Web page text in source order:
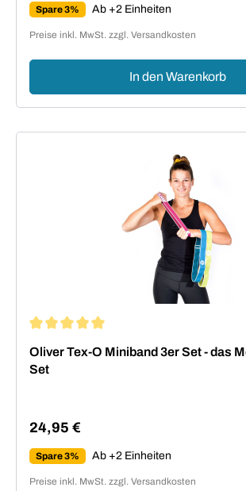
Spare 3% Ab +2 Einheiten
Preise inkl. MwSt. zzgl. Versandkosten
In den Warenkorb
Oliver Tex-O Miniband 3er Set - das
Set
Regulärer Preis:
24,95 €
Spare 3% Ab +2 Einheiten
Preise inkl. MwSt. zzgl. Versandkosten